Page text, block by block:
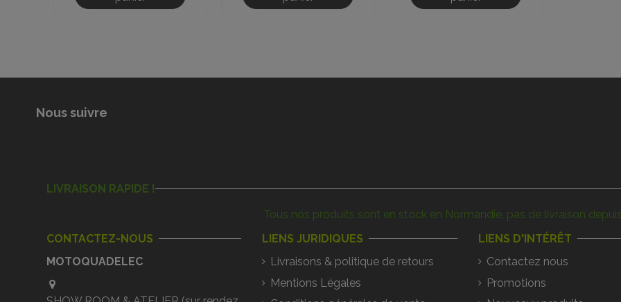
Nous suivre
LIVRAISON RAPIDE !
Tous nos produits sont en stock en Normandie, pas de livraison
CONTACTEZ-NOUS
MOTOQUADELEC
LIENS JURIDIQUES
Livraisons & politique de retours
Mentions Légales
LIENS D'INTÉRÊT
Contactez nous
Promotions